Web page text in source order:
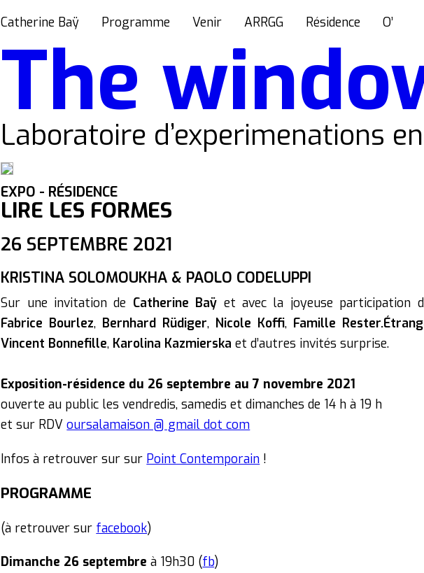
Catherine Baÿ Programme Venir ARRGG Résidence O’
The
Laboratoire d’experimenations
EXPO - RÉSIDENCE
LIRE LES FORMES
26 SEPTEMBRE 2021
KRISTINA SOLOMOUKHA & PAOLO CODELUPPI
Sur une invitation de Catherine Baÿ et avec la joyeuse participation
Fabrice Bourlez, Bernhard Rüdiger, Nicole Koffi, Famille
Vincent Bonnefille, Karolina Kazmierska et d’autres invités surprise.
Exposition-résidence du 26 septembre au 7 novembre 2021
ouverte au public les vendredis, samedis et dimanches de 14 h à 19 h
et sur RDVoursalamaison @ gmail dot com
Infos à retrouver sur sur Point Contemporain !
PROGRAMME
(à retrouver sur facebook)
Dimanche 26 septembre à 19h30 (fb)